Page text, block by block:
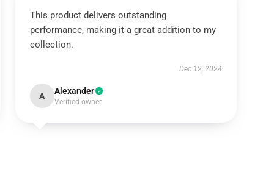
This product delivers outstanding
performance, making it a great addition to my
collection.
Dec 12, 2024
A Alexander
Verified owner